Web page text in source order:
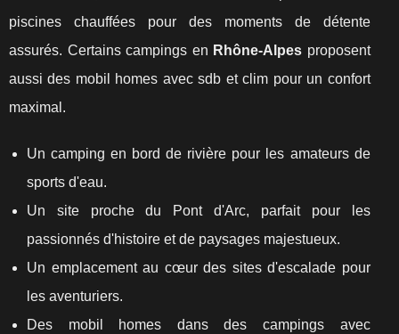
piscines chauffées pour des moments de détente
assurés. Certains campings en Rhône-Alpes proposent
aussi des mobil homes avec sdb et clim pour un confort
maximal.
Un camping en bord de rivière pour les amateurs de
sports d'eau.
Un site proche du Pont d'Arc, parfait pour les
passionnés d'histoire et de paysages majestueux.
Un emplacement au cœur des sites d'escalade pour
les aventuriers.
Des mobil homes dans des campings avec